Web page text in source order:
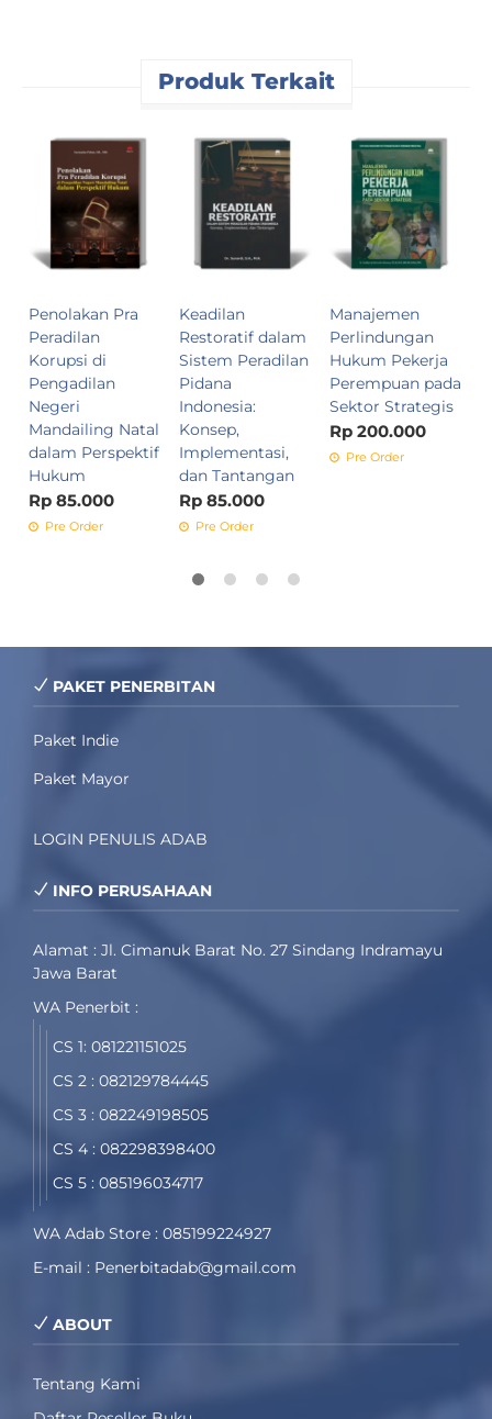
Produk Terkait
Penolakan Pra
Peradilan
Korupsi di
Pengadilan
Negeri
Mandailing Natal
dalam Perspektif
Hukum
Rp 85.000
Pre Order
Keadilan
Restoratif dalam
Sistem Peradilan
Pidana
Indonesia:
Konsep,
Implementasi,
dan Tantangan
Rp 85.000
Pre Order
Manajemen
Perlindungan
Hukum Pekerja
Perempuan pada
Sektor Strategis
Rp 200.000
Pre Order
PAKET PENERBITAN
Paket Indie
Paket Mayor
LOGIN PENULIS ADAB
INFO PERUSAHAAN
Alamat : Jl. Cimanuk Barat No. 27 Sindang Indramayu
Jawa Barat
WA Penerbit :
CS 1: 081221151025
CS 2 : 082129784445
CS 3 : 082249198505
CS 4 : 082298398400
CS 5 : 085196034717
WA Adab Store : 085199224927
E-mail : Penerbitadab@gmail.com
ABOUT
Tentang Kami